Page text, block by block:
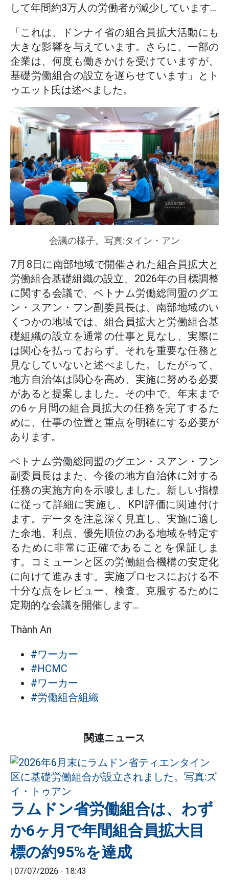
して年間約3万人の労働者が減少しています...
「これは、ドンナイ省の組合員拡大活動にも
大きな影響を与えています。さらに、一部の
企業は、何度も働きかけを受けていますが、
基礎労働組合の設立を遅らせています」とト
ゥエット氏は述べました。
会議の様子。写真:タイン・アン
7月8日に南部地域で開催された組合員拡大と
労働組合基礎組織の設立、2026年の目標調整
に関する会議で、ベトナム労働総同盟のグエ
ン・スアン・フン副委員長は、南部地域のい
くつかの地域では、組合員拡大と労働組合基
礎組織の設立を通常の仕事と見なし、実際に
は関心を払っておらず、それを重要な任務と
見なしていないと述べました。したがって、
地方自治体は関心を高め、実施に努める必要
があると提案しました。その中で、年末まで
の6ヶ月間の組合員拡大の任務を完了するた
めに、仕事の位置と重点を明確にする必要が
あります。
ベトナム労働総同盟のグエン・スアン・フン
副委員長はまた、今後の地方自治体に対する
任務の実施方向を示唆しました。新しい指標
に従って詳細に実施し、KPI評価に関連付け
ます。データを注意深く見直し、実施に適し
た余地、利点、優先順位のある地域を特定す
るために非常に正確であることを保証しま
す。コミューンと区の労働組合機構の安定化
に向けて進みます。実施プロセスにおける不
十分な点をレビュー、検査、克服するために
定期的な会議を開催します...
Thành An
#ワーカー
#HCMC
#ワーカー
#労働組合組織
関連ニュース
ラムドン省労働組合は、わず
か6ヶ月で年間組合員拡大目
標の約95%を達成
| 07/07/2026 - 18:43